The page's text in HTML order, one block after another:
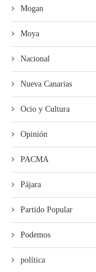
Mogan
Moya
Nacional
Nueva Canarias
Ocio y Cultura
Opinión
PACMA
Pájara
Partido Popular
Podemos
política